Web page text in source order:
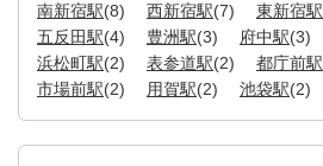
南新宿駅(8) 西新宿駅(7) 東新宿駅
五反田駅(4) 豊洲駅(3) 府中駅(3)
浜松町駅(2) 表参道駅(2) 都庁前駅
市場前駅(2) 用賀駅(2) 池袋駅(2)